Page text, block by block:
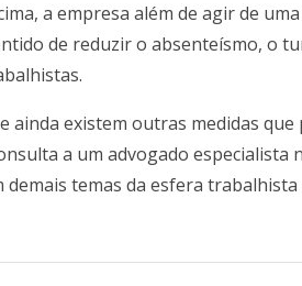
a empresa além de agir de
de reduzir o absenteísmo, o
ainda existem outras medidas
a um advogado especialista
demais temas da esfera